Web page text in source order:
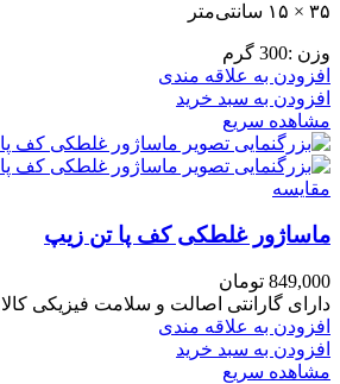
۳۵ × ۱۵ سانتی‌متر
وزن :300 گرم
افزودن به علاقه مندی
افزودن به سبد خرید
مشاهده سریع
مقایسه
ماساژور غلطکی کف پا تن زیپ
849,000 تومان
دارای گارانتی اصالت و سلامت فیزیکی کالا
افزودن به علاقه مندی
افزودن به سبد خرید
مشاهده سریع